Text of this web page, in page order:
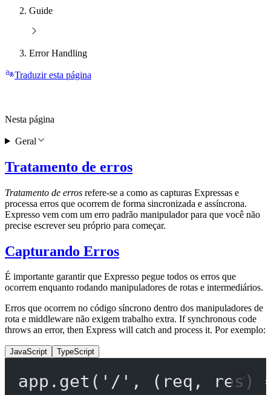
Guide
Error Handling
Traduzir esta página
Tratamento de erros
Tratamento de erros refere-se a como as capturas Expressas e
processa erros que ocorrem de forma sincronizada e assíncrona.
Expresso vem com um erro padrão manipulador para que você não
precise escrever seu próprio para começar.
Capturando Erros
É importante garantir que Expresso pegue todos os erros que
ocorrem enquanto rodando manipuladores de rotas e intermediários.
Erros que ocorrem no código síncrono dentro dos manipuladores de
rota e middleware não exigem trabalho extra. If synchronous code
throws an error, then Express will catch and process it. Por exemplo:
JavaScript TypeScript
app. get ( '/' , ( req , res)
Nesta página
Geral